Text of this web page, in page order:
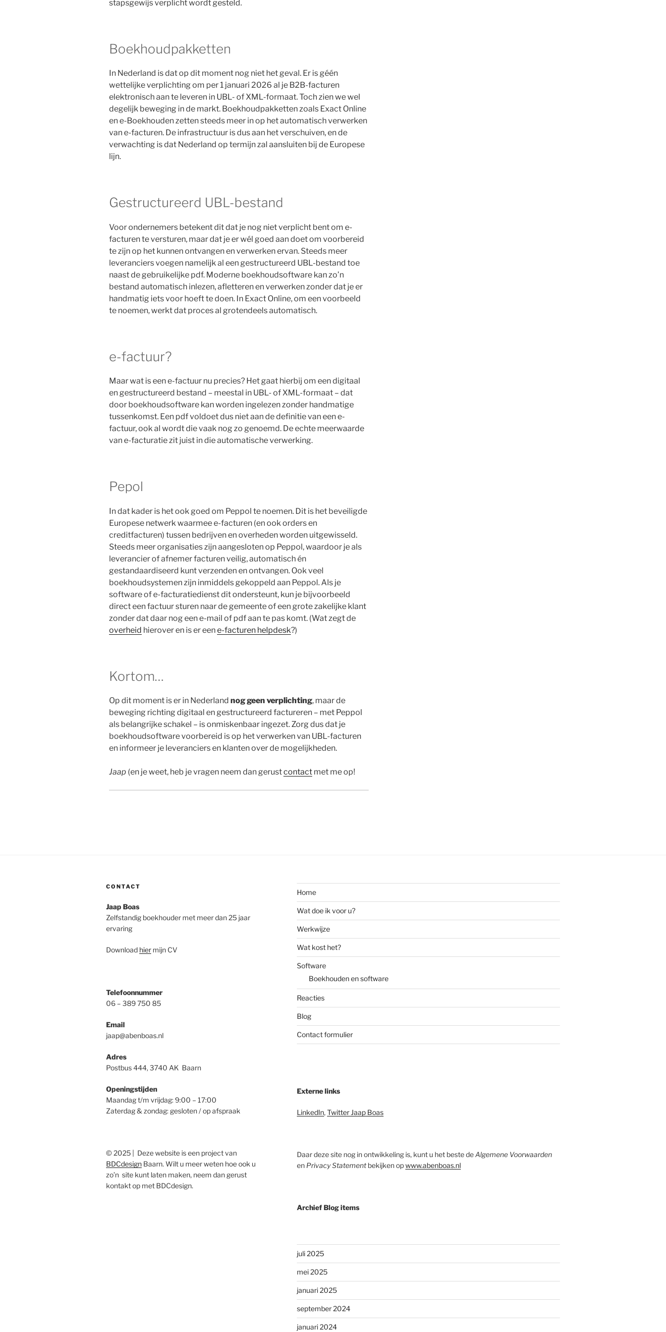
stapsgewijs verplicht wordt gesteld.
Boekhoudpakketten
In Nederland is dat op dit moment nog niet het geval. Er is géén
wettelijke verplichting om per 1 januari 2026 al je B2B-facturen
elektronisch aan te leveren in UBL- of XML-formaat. Toch zien we wel
degelijk beweging in de markt. Boekhoudpakketten zoals Exact Online
en e-Boekhouden zetten steeds meer in op het automatisch verwerken
van e-facturen. De infrastructuur is dus aan het verschuiven, en de
verwachting is dat Nederland op termijn zal aansluiten bij de Europese
lijn.
Gestructureerd UBL-bestand
Voor ondernemers betekent dit dat je nog niet verplicht bent om e-
facturen te versturen, maar dat je er wél goed aan doet om voorbereid
te zijn op het kunnen ontvangen en verwerken ervan. Steeds meer
leveranciers voegen namelijk al een gestructureerd UBL-bestand toe
naast de gebruikelijke pdf. Moderne boekhoudsoftware kan zo’n
bestand automatisch inlezen, afletteren en verwerken zonder dat je er
handmatig iets voor hoeft te doen. In Exact Online, om een voorbeeld
te noemen, werkt dat proces al grotendeels automatisch.
e-factuur?
Maar wat is een e-factuur nu precies? Het gaat hierbij om een digitaal
en gestructureerd bestand – meestal in UBL- of XML-formaat – dat
door boekhoudsoftware kan worden ingelezen zonder handmatige
tussenkomst. Een pdf voldoet dus niet aan de definitie van een e-
factuur, ook al wordt die vaak nog zo genoemd. De echte meerwaarde
van e-facturatie zit juist in die automatische verwerking.
Pepol
In dat kader is het ook goed om Peppol te noemen. Dit is het beveiligde
Europese netwerk waarmee e-facturen (en ook orders en
creditfacturen) tussen bedrijven en overheden worden uitgewisseld.
Steeds meer organisaties zijn aangesloten op Peppol, waardoor je als
leverancier of afnemer facturen veilig, automatisch én
gestandaardiseerd kunt verzenden en ontvangen. Ook veel
boekhoudsystemen zijn inmiddels gekoppeld aan Peppol. Als je
software of e-facturatiedienst dit ondersteunt, kun je bijvoorbeeld
direct een factuur sturen naar de gemeente of een grote zakelijke klant
zonder dat daar nog een e-mail of pdf aan te pas komt. (Wat zegt de
overheid hierover en is er eene-facturen helpdesk?)
Kortom…
Op dit moment is er in Nederland nog geen verplichting, maar de
beweging richting digitaal en gestructureerd factureren – met Peppol
als belangrijke schakel – is onmiskenbaar ingezet. Zorg dus dat je
boekhoudsoftware voorbereid is op het verwerken van UBL-facturen
en informeer je leveranciers en klanten over de mogelijkheden.
Jaap (en je weet, heb je vragen neem dan gerustcontact met me op!
CONTACT
Jaap Boas
Zelfstandig boekhouder met meer dan 25 jaar
ervaring
Download hier mijn CV
Telefoonnummer
06 – 389 750 85
Email
jaap@abenboas.nl
Adres
Postbus 444, 3740 AK Baarn
Openingstijden
Maandag t/m vrijdag: 9:00 – 17:00
Zaterdag & zondag: gesloten / op afspraak
© 2025 | Deze website is een project van
BDCdesign Baarn. Wilt u meer weten hoe ook u
zo’n site kunt laten maken, neem dan gerust
kontakt op met BDCdesign.
Home
Wat doe ik voor u?
Werkwijze
Wat kost het?
Software
Boekhouden en software
Reacties
Blog
Contact formulier
Externe links
LinkedIn,Twitter Jaap Boas
Daar deze site nog in ontwikkeling is, kunt u het beste deAlgemene Voorwaarden
en Privacy Statementbekijken opwww.abenboas.nl
Archief Blog items
juli 2025
mei 2025
januari 2025
september 2024
januari 2024